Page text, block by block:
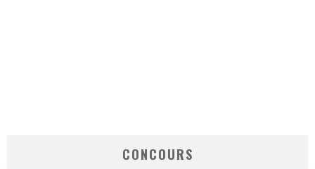
CONCOURS